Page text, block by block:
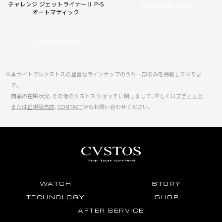
チャレンジ ジェットライナーⅡ P-S
オートマティック
※本サイトではクストスの豊富なラインナップのうち一部のみを掲載しておりま
す。
商品の在庫状況、その他のクストス ウォッチに関しまして、詳しくはブティック
または正規販売店、CONTACTからお問い合わせください。
WATCH
STORY
TECHNOLOGY
SHOP
AFTER SERVICE